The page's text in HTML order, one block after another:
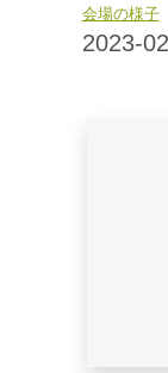
会場の様子
2023-